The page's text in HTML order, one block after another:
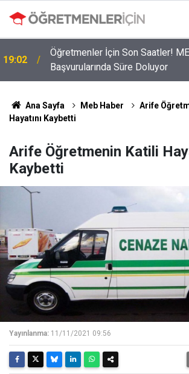
19:02
Öğretmenler İçin Son Saatler!
Başvurularında Süre Doluyor
Ana Sayfa Meb Haber
Arife
Hayatını Kaybetti
Arife Öğretmenin Katili
Kaybetti
Yayınlanma: 11/11/2021 09:56